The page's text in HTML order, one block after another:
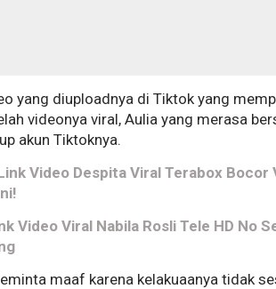
yang diuploadnya di Tiktok yang
videonya viral, Aulia yang merasa
akun Tiktoknya.
Video Despita Viral Terabox
Video Viral Nabila Rosli Tele HD No
maaf karena kelakuaanya tidak